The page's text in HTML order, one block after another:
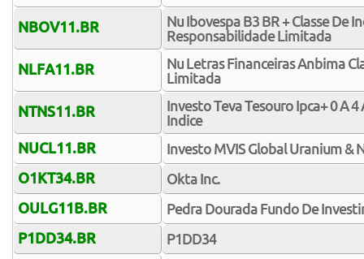
NBOV11.BR
Nu Ibovespa B3 BR + Classe De
Responsabilidade Limitada
NLFA11.BR
Nu Letras Financeiras Anbima
Limitada
NTNS11.BR
Investo Teva Tesouro Ipca+ 0 A
Indice
NUCL11.BR
Investo MVIS Global Uranium &
O1KT34.BR
Okta Inc.
OULG11B.BR
Pedra Dourada Fundo De
P1DD34.BR
P1DD34